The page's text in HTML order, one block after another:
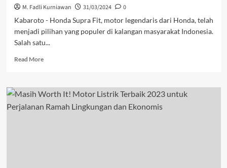
M. Fadli Kurniawan 31/03/2024
0
Kabaroto - Honda Supra Fit, motor legendaris dari Honda, telah
menjadi pilihan yang populer di kalangan masyarakat Indonesia.
Salah satu...
Read More